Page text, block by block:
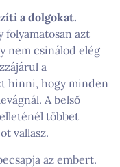
a dolgokat.
folyamatosan azt
nem csinálod elég
a
hinni, hogy minden
A belső
többet
vallasz.
az embert.